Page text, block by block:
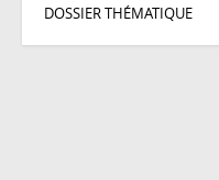
DOSSIER THÉMATIQUE